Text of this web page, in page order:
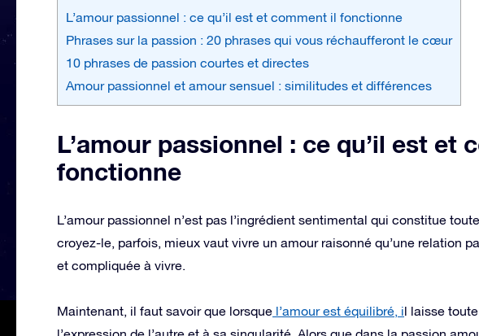
L’amour passionnel : ce qu’il est et comment il fonctionne
Phrases sur la passion : 20 phrases qui vous réchaufferont le cœur
10 phrases de passion courtes et directes
Amour passionnel et amour sensuel : similitudes et différences
L’amour passionnel : ce qu’il est et
fonctionne
L’amour passionnel n’est pas l’ingrédient sentimental qui constitue
croyez-le, parfois, mieux vaut vivre un amour raisonné qu’une relation
et compliquée à vivre.
Maintenant, il faut savoir que lorsque l’amour est équilibré, il laisse